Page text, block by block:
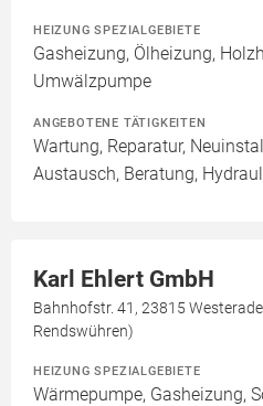
HEIZUNG SPEZIALGEBIETE
Gasheizung, Ölheizung,
Umwälzpumpe
ANGEBOTENE TÄTIGKEITEN
Wartung, Reparatur,
Austausch, Beratung,
Karl Ehlert GmbH
Bahnhofstr. 41, 23815
Rendswühren)
HEIZUNG SPEZIALGEBIETE
Wärmepumpe, Gasheizung,